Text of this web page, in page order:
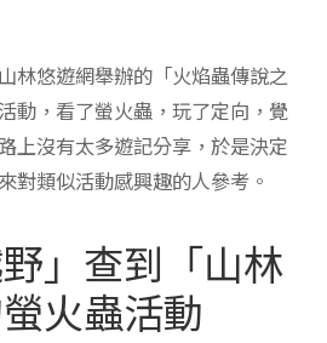
林悠遊網舉辦的「火焰蟲傳說之
動，看了螢火蟲，玩了定向，覺
上沒有太多遊記分享，於是決定
對類似活動感興趣的人參考。
」查到「山林
火蟲活動